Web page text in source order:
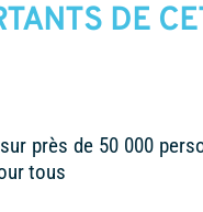
DE
près de 50 000
tous